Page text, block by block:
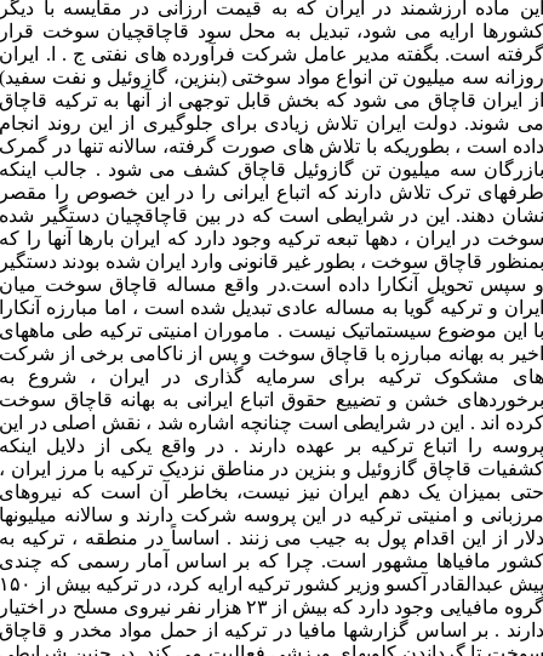
این ماده ارزشمند در ایران که به قیمت ارزانی در مقایسه با دیگر
کشورها ارایه می شود، تبدیل به محل سود قاچاقچیان سوخت قرار
گرفته است. بگفته مدیر عامل شرکت فرآورده های نفتی ج . ا. ایران
روزانه سه میلیون تن انواع مواد سوختی (بنزین، گازوئیل و نفت سفید)
از ایران قاچاق می شود که بخش قابل توجهی از آنها به ترکیه قاچاق
می شوند. دولت ایران تلاش زیادی برای جلوگیری از این روند انجام
داده است ، بطوریکه با تلاش های صورت گرفته، سالانه تنها در گمرک
بازرگان سه میلیون تن گازوئیل قاچاق کشف می شود . جالب اینکه
طرفهای ترک تلاش دارند که اتباع ایرانی را در این خصوص را مقصر
نشان دهند. این در شرایطی است که در بین قاچاقچیان دستگیر شده
سوخت در ایران ، دهها تبعه ترکیه وجود دارد که ایران بارها آنها را که
بمنظور قاچاق سوخت ، بطور غیر قانونی وارد ایران شده بودند دستگیر
و سپس تحویل آنکارا داده است.در واقع مساله قاچاق سوخت میان
ایران و ترکیه گویا به مساله عادی تبدیل شده است ، اما مبارزه آنکارا
با این موضوع سیستماتیک نیست . ماموران امنیتی ترکیه طی ماههای
اخیر به بهانه مبارزه با قاچاق سوخت و پس از ناکامی برخی از شرکت
های مشکوک ترکیه برای سرمایه گذاری در ایران ، شروع به
برخوردهای خشن و تضییع حقوق اتباع ایرانی به بهانه قاچاق سوخت
کرده اند . این در شرایطی است چنانچه اشاره شد ، نقش اصلی در این
پروسه را اتباع ترکیه بر عهده دارند . در واقع یکی از دلایل اینکه
کشفیات قاچاق گازوئیل و بنزین در مناطق نزدیک ترکیه با مرز ایران ،
حتی بمیزان یک دهم ایران نیز نیست، بخاطر آن است که نیروهای
مرزبانی و امنیتی ترکیه در این پروسه شرکت دارند و سالانه میلیونها
دلار از این اقدام پول به جیب می زنند . اساساً در منطقه ، ترکیه به
کشور مافیاها مشهور است. چرا که بر اساس آمار رسمی که چندی
پیش عبدالقادر آکسو وزیر کشور ترکیه ارایه کرد، در ترکیه بیش از ۱۵۰
گروه مافیایی وجود دارد که بیش از ۲۳ هزار نفر نیروی مسلح در اختیار
دارند . بر اساس گزارشها مافیا در ترکیه از حمل مواد مخدر و قاچاق